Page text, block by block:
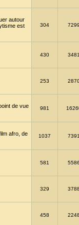
autour
est
304 7299
430 3481
253
de vue
981
afro, de
1037 7391
581 5586
329 3788
458 2248